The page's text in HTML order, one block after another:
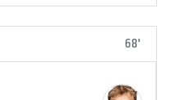
68'